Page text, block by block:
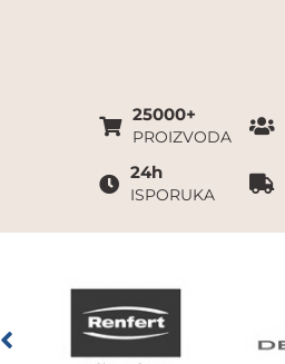
25000+
PROIZVODA
24h
ISPORUKA